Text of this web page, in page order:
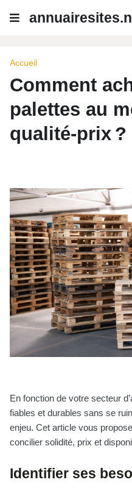
Accueil
Comment
palettes au
qualité-prix ?
En fonction de votre secteur
fiables et durables sans se
enjeu. Cet article vous
concilier solidité, prix et
Identifier ses